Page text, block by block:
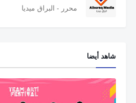
محرر - البراق ميديا
شاهد أيضا